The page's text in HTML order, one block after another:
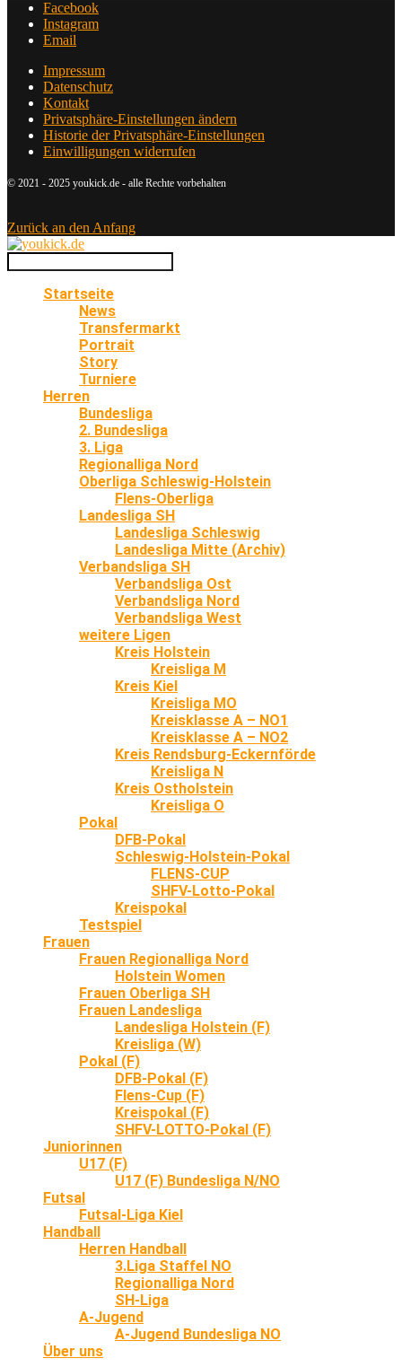
Facebook
Instagram
Email
Impressum
Datenschutz
Kontakt
Privatsphäre-Einstellungen ändern
Historie der Privatsphäre-Einstellungen
Einwilligungen widerrufen
© 2021 - 2025 youkick.de - alle Rechte vorbehalten
Zurück an den Anfang
Startseite
News
Transfermarkt
Portrait
Story
Turniere
Herren
Bundesliga
2. Bundesliga
3. Liga
Regionalliga Nord
Oberliga Schleswig-Holstein
Flens-Oberliga
Landesliga SH
Landesliga Schleswig
Landesliga Mitte (Archiv)
Verbandsliga SH
Verbandsliga Ost
Verbandsliga Nord
Verbandsliga West
weitere Ligen
Kreis Holstein
Kreisliga M
Kreis Kiel
Kreisliga MO
Kreisklasse A – NO1
Kreisklasse A – NO2
Kreis Rendsburg-Eckernförde
Kreisliga N
Kreis Ostholstein
Kreisliga O
Pokal
DFB-Pokal
Schleswig-Holstein-Pokal
FLENS-CUP
SHFV-Lotto-Pokal
Kreispokal
Testspiel
Frauen
Frauen Regionalliga Nord
Holstein Women
Frauen Oberliga SH
Frauen Landesliga
Landesliga Holstein (F)
Kreisliga (W)
Pokal (F)
DFB-Pokal (F)
Flens-Cup (F)
Kreispokal (F)
SHFV-LOTTO-Pokal (F)
Juniorinnen
U17 (F)
U17 (F) Bundesliga N/NO
Futsal
Futsal-Liga Kiel
Handball
Herren Handball
3.Liga Staffel NO
Regionalliga Nord
SH-Liga
A-Jugend
A-Jugend Bundesliga NO
Über uns